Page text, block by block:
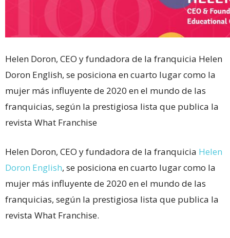
Helen Doron, CEO y fundadora de la franquicia Helen
Doron English, se posiciona en cuarto lugar como la
mujer más influyente de 2020 en el mundo de las
franquicias, según la prestigiosa lista que publica la
revista What Franchise
Helen Doron, CEO y fundadora de la franquicia Helen
Doron English, se posiciona en cuarto lugar como la
mujer más influyente de 2020 en el mundo de las
franquicias, según la prestigiosa lista que publica la
revista What Franchise.